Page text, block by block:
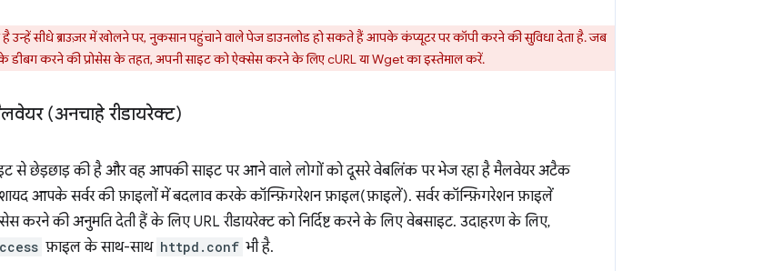
उन्हें सीधे ब्राउज़र में खोलने पर, नुकसान पहुंचाने वाले पेज डाउनलोड हो सकते हैं आपके कंप्यूटर पर कॉपी करने की सुविधा देता है. जब
करने की प्रोसेस के तहत, अपनी साइट को ऐक्सेस करने के लिए cURL या Wget का इस्तेमाल करें.
(अनचाहे रीडायरेक्ट)
से छेड़छाड़ की है और वह आपकी साइट पर आने वाले लोगों को दूसरे वेबलिंक पर भेज रहा है मैलवेयर अटैक
शायद आपके सर्वर की फ़ाइलों में बदलाव करके कॉन्फ़िगरेशन फ़ाइल(फ़ाइलें). सर्वर कॉन्फ़िगरेशन फ़ाइलें
करने की अनुमति देती हैं के लिए URL रीडायरेक्ट को निर्दिष्ट करने के लिए वेबसाइट. उदाहरण के लिए,
फ़ाइल के साथ-साथ httpd.conf भी है.